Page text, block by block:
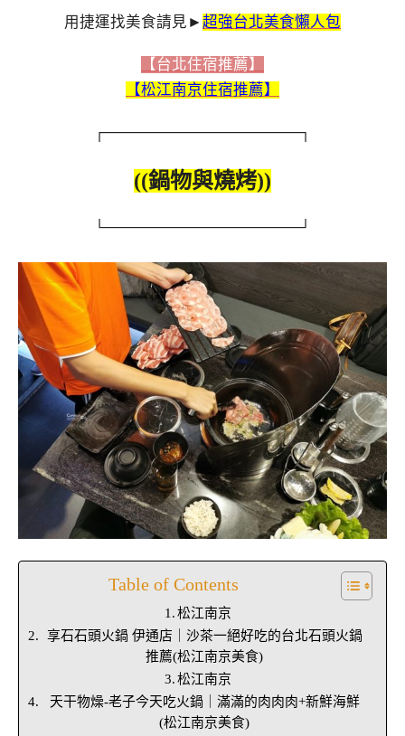
用捷運找美食請見► 超強台北美食懶人包
【台北住宿推薦】
【松江南京住宿推薦】
┌──────────────────┐
((鍋物與燒烤))
└──────────────────┘
Table of Contents
松江南京
享石石頭火鍋 伊通店｜沙茶一絕好吃的台北石頭火鍋
推薦(松江南京美食)
松江南京
天干物燥-老子今天吃火鍋｜滿滿的肉肉肉+新鮮海鮮
(松江南京美食)